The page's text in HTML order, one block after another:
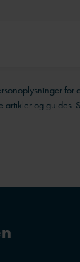
for
artikler og guides.